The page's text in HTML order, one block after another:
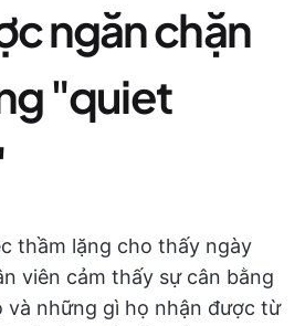
ngăn chặn
"quiet
thầm lặng cho thấy ngày
viên cảm thấy sự cân bằng
và những gì họ nhận được từ